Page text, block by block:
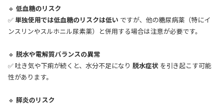
🔹 低血糖のリスク
✅ 単独使用では低血糖のリスクは低い ですが、他の糖尿病薬（特にイ
ンスリンやスルホニル尿素薬）と併用する場合は注意が必要です。
🔹 脱水や電解質バランスの異常
✅ 吐き気や下痢が続くと、水分不足になり 脱水症状 を引き起こす可能
性があります。
🔹 膵炎のリスク